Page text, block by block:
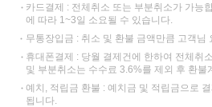
카드결제 : 전체취소 또는 부분취소가 가능
에 따라 1~3일 소요될 수 있습니다.
무통장입금 : 취소 및 환불 금액만큼 고객님
휴대폰결제 : 당월 결제건에 한하여 전체취
및 부분취소는 수수료 3.6%를 제외 후 환불
예치, 적립금 환불 : 예치금 및 적립금으로
됩니다.